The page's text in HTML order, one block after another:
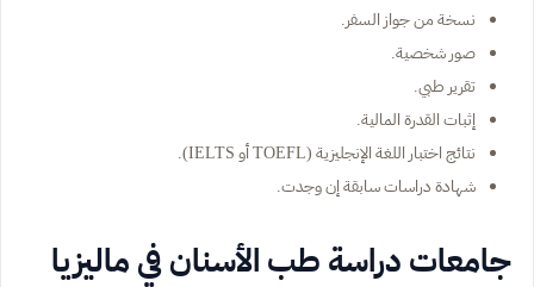
نسخة من جواز السفر.
صور شخصية.
تقرير طبي.
إثبات القدرة المالية.
نتائج اختبار اللغة الإنجليزية (TOEFL أو IELTS).
شهادة دراسات سابقة إن وجدت.
جامعات دراسة طب الأسنان في ماليزيا